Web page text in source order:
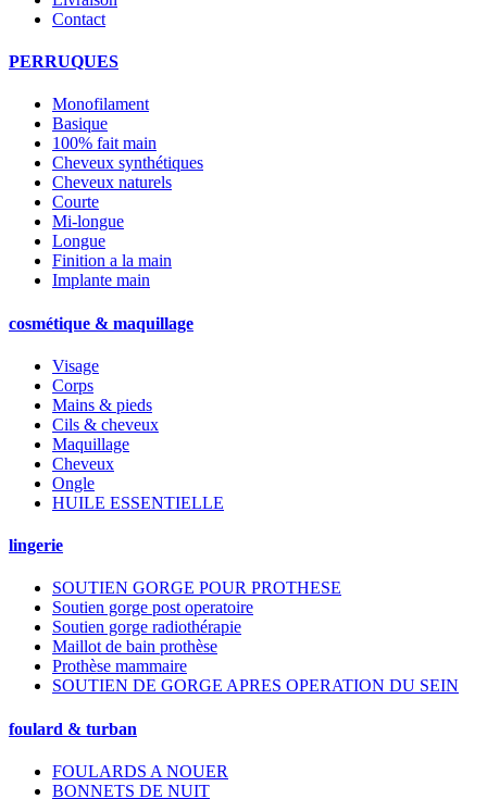
Contact
PERRUQUES
Monofilament
Basique
100% fait main
Cheveux synthétiques
Cheveux naturels
Courte
Mi-longue
Longue
Finition a la main
Implante main
cosmétique & maquillage
Visage
Corps
Mains & pieds
Cils & cheveux
Maquillage
Cheveux
Ongle
HUILE ESSENTIELLE
lingerie
SOUTIEN GORGE POUR PROTHESE
Soutien gorge post operatoire
Soutien gorge radiothérapie
Maillot de bain prothèse
Prothèse mammaire
SOUTIEN DE GORGE APRES OPERATION DU SEIN
foulard & turban
FOULARDS A NOUER
BONNETS DE NUIT